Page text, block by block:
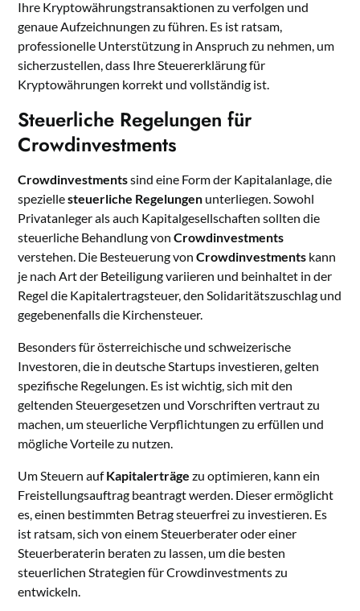
Ihre Kryptowährungstransaktionen zu verfolgen und
genaue Aufzeichnungen zu führen. Es ist ratsam,
professionelle Unterstützung in Anspruch zu nehmen, um
sicherzustellen, dass Ihre Steuererklärung für
Kryptowährungen korrekt und vollständig ist.
Steuerliche Regelungen für
Crowdinvestments
Crowdinvestmentssind eine Form der Kapitalanlage, die
speziellesteuerliche Regelungen unterliegen. Sowohl
Privatanleger als auch Kapitalgesellschaften sollten die
steuerliche Behandlung vonCrowdinvestments
verstehen. Die Besteuerung vonCrowdinvestments kann
je nach Art der Beteiligung variieren und beinhaltet in der
Regel die Kapitalertragsteuer, den Solidaritätszuschlag und
gegebenenfalls die Kirchensteuer.
Besonders für österreichische und schweizerische
Investoren, die in deutsche Startups investieren, gelten
spezifische Regelungen. Es ist wichtig, sich mit den
geltenden Steuergesetzen und Vorschriften vertraut zu
machen, um steuerliche Verpflichtungen zu erfüllen und
mögliche Vorteile zu nutzen.
Um Steuern aufKapitalerträge zu optimieren, kann ein
Freistellungsauftrag beantragt werden. Dieser ermöglicht
es, einen bestimmten Betrag steuerfrei zu investieren. Es
ist ratsam, sich von einem Steuerberater oder einer
Steuerberaterin beraten zu lassen, um die besten
steuerlichen Strategien für Crowdinvestments zu
entwickeln.